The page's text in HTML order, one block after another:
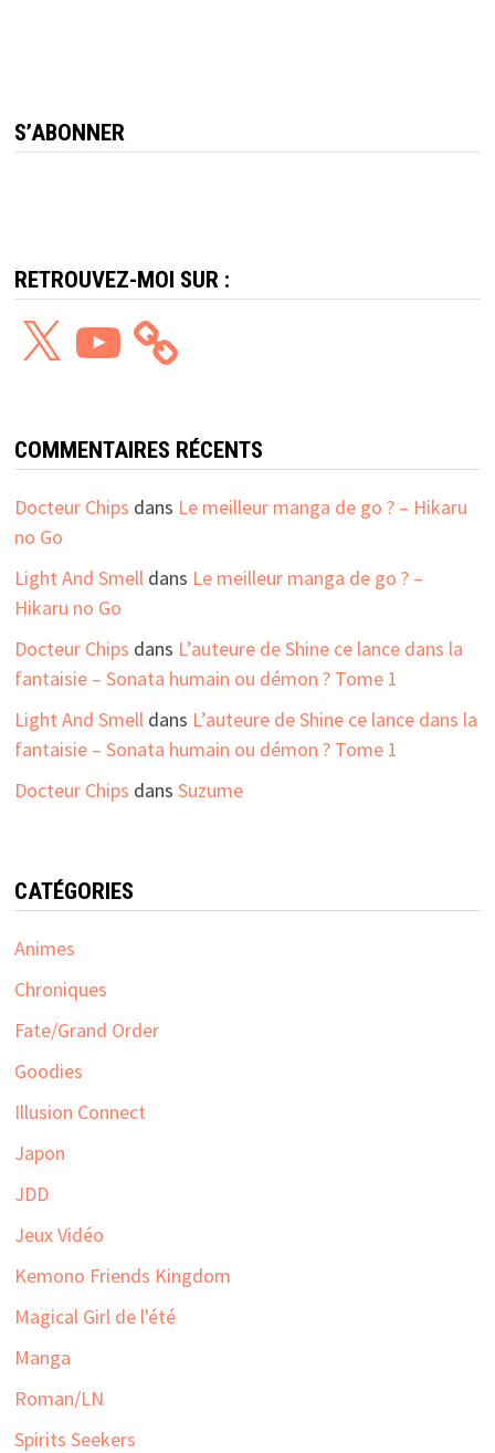
S’ABONNER
RETROUVEZ-MOI SUR :
YouTube
COMMENTAIRES RÉCENTS
Docteur Chips dans Le meilleur manga de go ? – Hikaru
no Go
Light And Smelldans Le meilleur manga de go ? –
Hikaru no Go
Docteur Chips dans L’auteure de Shine ce lance dans la
fantaisie – Sonata humain ou démon ? Tome 1
Light And Smelldans L’auteure de Shine ce lance dans la
fantaisie – Sonata humain ou démon ? Tome 1
Docteur Chips dans Suzume
CATÉGORIES
Animes
Chroniques
Fate/Grand Order
Goodies
Illusion Connect
Japon
JDD
Jeux Vidéo
Kemono Friends Kingdom
Magical Girl de l'été
Manga
Roman/LN
Spirits Seekers